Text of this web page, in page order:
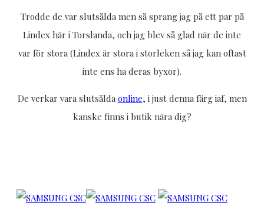
Trodde de var slutsålda men så sprang jag på ett par på
Lindex här i Torslanda, och jag blev så glad när de inte
var för stora (Lindex är stora i storleken så jag kan oftast
inte ens ha deras byxor).
De verkar vara slutsålda online, i just denna färg iaf, men
kanske finns i butik nära dig?